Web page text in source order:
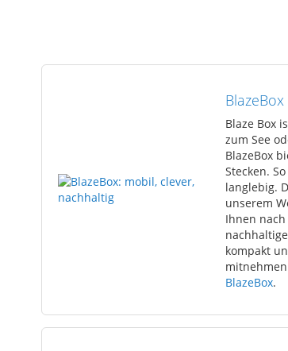
gallery
to
Blaze Box
zum See
BlazeBox
Stecken.
langlebig.
unserem
Ihnen
kompakt
BlazeBox.